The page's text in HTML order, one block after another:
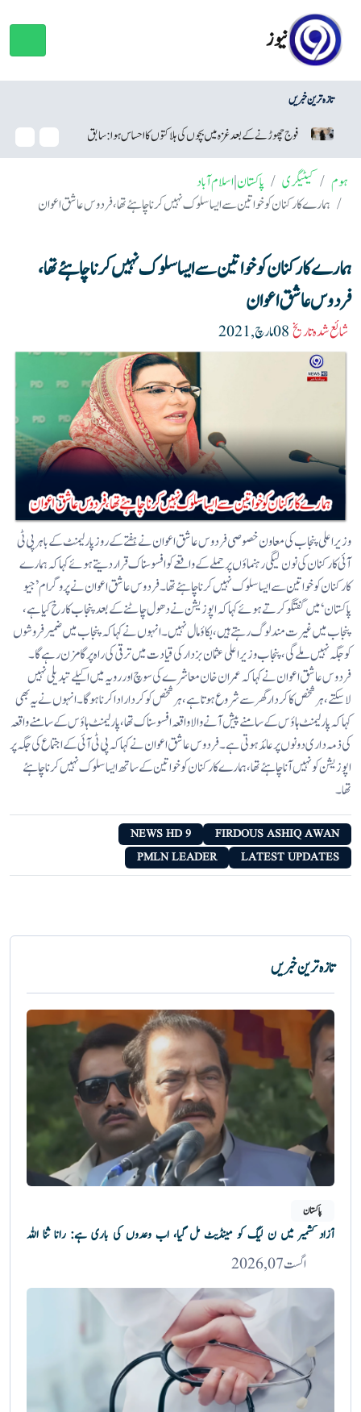
نیوز
تازہ ترین خبریں
فوج چھوڑنے کے بعد غزہ میں بچوں کی ہلاکتوں کا احساس ہوا: سابق اسرائیلی فوجی
ہوم کیٹیگری پاکستان|اسلام آباد
ہمارے کارکنان کو خواتین سے ایسا سلوک نہیں کرنا چاہئے تھا، فردوس عاشق اعوان
ہمارے کارکنان کو خواتین سے ایسا سلوک نہیں کرنا چاہئے تھا،
فردوس عاشق اعوان
شائع شدہ تاریخ
وزیراعلی پنجاب کی معاون خصوصی فردوس عاشق اعوان نے ہفتے کے روز پارلیمنٹ کے باہر پی ٹی
آئی کارکنان کی نون لیگی رہنماؤں پر حملے کے واقعے کو افسوسناک قرار دیتے ہوئے کہا کہ ہمارے
کارکنان کو خواتین سے ایسا سلوک نہیں کرنا چاہئے تھا۔ فردوس عاشق اعوان نے پروگرام ’جیو
پاکستان‘ میں گفتگو کرتے ہوئے کہا کہ اپوزیشن نے دھول چاٹنے کے بعد پنجاب کا رخ کیا ہے،
پنجاب میں غیرت مند لوگ رہتے ہیں، بکاؤ مال نہیں۔ انہوں نے کہا کہ پنجاب میں ضمیر فروشوں
کو جگہ نہیں ملے گی، پنجاب وزیراعلی عثمان بزدارکی قیادت میں ترقی کی راہ پر گامزن رہے گا۔
فردوس عاشق اعوان نے کہا کہ عمران خان معاشرے کی سوچ اور رویہ میں اکیلے تبدیلی نہیں
لاسکتے، ہر شخص کا کردار گھر سے شروع ہوتا ہے، ہر شخص کو کردار ادا کرنا ہوگا۔ انہوں نے یہ بھی
کہا کہ پارلیمنٹ ہاؤس کے سامنے پیش آنے والا واقعہ افسوسناک تھا، پارلیمنٹ ہاؤس کے سامنے واقعہ
کی ذمہ داری دونوں پر عائد ہوتی ہے۔ فردوس عاشق اعوان نے کہا کہ پی ٹی آئی کے اجتماع کی جگہ پر
اپوزیشن کو نہیں آنا چاہئے تھا، ہمارے کارکنان کو خواتین کے ساتھ ایسا سلوک نہیں کرنا چاہئے
تھا۔
FIRDOUS ASHIQ AWAN
9 NEWS HD
LATEST UPDATES
PMLN LEADER
تازہ ترین خبریں
پاکستان
آزاد کشمیر میں ن لیگ کو مینڈیٹ مل گیا، اب وعدوں کی باری ہے: رانا ثنا اللہ
اگست 07, 2026